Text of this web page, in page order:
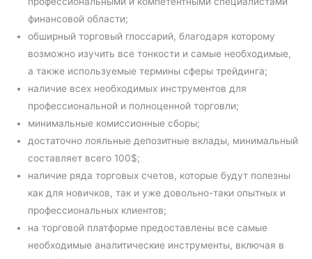
финансовой области;
обширный торговый глоссарий, благодаря которому
возможно изучить все тонкости и самые необходимые,
а также используемые термины сферы трейдинга;
наличие всех необходимых инструментов для
профессиональной и полноценной торговли;
минимальные комиссионные сборы;
достаточно лояльные депозитные вклады, минимальный
составляет всего 100$;
наличие ряда торговых счетов, которые будут полезны
как для новичков, так и уже довольно-таки опытных и
профессиональных клиентов;
на торговой платформе предоставлены все самые
необходимые аналитические инструменты, включая в